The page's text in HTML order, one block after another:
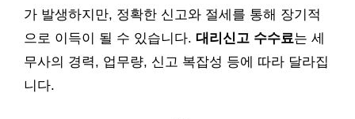
가 발생하지만, 정확한 신고와 절세를 통해 장기적
으로 이득이 될 수 있습니다. 대리신고 수수료는 세
무사의 경력, 업무량, 신고 복잡성 등에 따라 달라집
니다.